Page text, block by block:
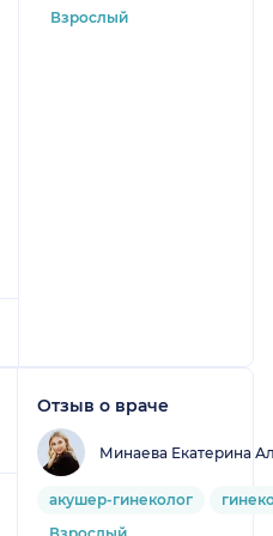
Взрослый
Отзыв о враче
Минаева Екатерина
акушер-гинеколог